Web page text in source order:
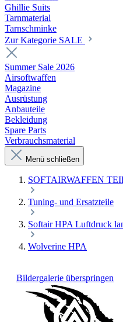
Ghillie Suits
Tarnmaterial
Tarnschminke
Zur Kategorie SALE
Summer Sale 2026
Airsoftwaffen
Magazine
Ausrüstung
Anbauteile
Bekleidung
Spare Parts
Verbrauchsmaterial
Menü schließen
SOFTAIRWAFFEN
Tuning- und Ersatzteile
Softair HPA Luftdruck
Wolverine HPA
Bildergalerie überspringen